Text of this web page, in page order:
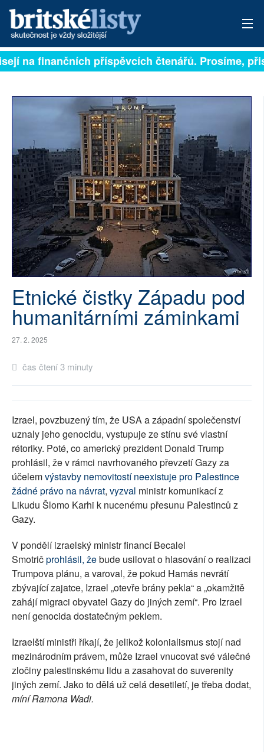
PŘIHLÁSIT
ROZHOVORY
TÉMATA
NEJČTENĚJŠÍ ZA 7 DNÍ
AUTOŘI
PŘÍSPĚVKY NA PROVOZ
SOCIÁLNÍ SÍTĚ
RUBRIKY
na finančních příspěvcích čtenářů. Prosíme,
Etnické čistky Západu pod
humanitárními záminkami
27. 2. 2025
čas čtení 3 minuty
Izrael, povzbuzený tím, že USA a západní společenství
uznaly jeho genocidu, vystupuje ze stínu své vlastní
rétoriky. Poté, co americký prezident Donald Trump
prohlásil, že v rámci navrhovaného převzetí Gazy za
účelemvýstavby nemovitostí neexistuje pro Palestince
žádné právo na návrat, vyzval ministr komunikací z
Likudu Šlomo Karhi k nucenému přesunu Palestinců z
Gazy.
V pondělí izraelský ministr financí Becalel
Smotričprohlásil, žebude usilovat o hlasování o realizaci
Trumpova plánu, a varoval, že pokud Hamás nevrátí
zbývající zajatce, Izrael „otevře brány pekla“ a „okamžitě
zahájí migraci obyvatel Gazy do jiných zemí“. Pro Izrael
není genocida dostatečným peklem.
Izraelští ministři říkají, že jelikož kolonialismus stojí nad
mezinárodním právem, může Izrael vnucovat své válečné
zločiny palestinskému lidu a zasahovat do suverenity
jiných zemí. Jako to dělá už celá desetiletí, je třeba dodat,
míní Ramona Wadi.